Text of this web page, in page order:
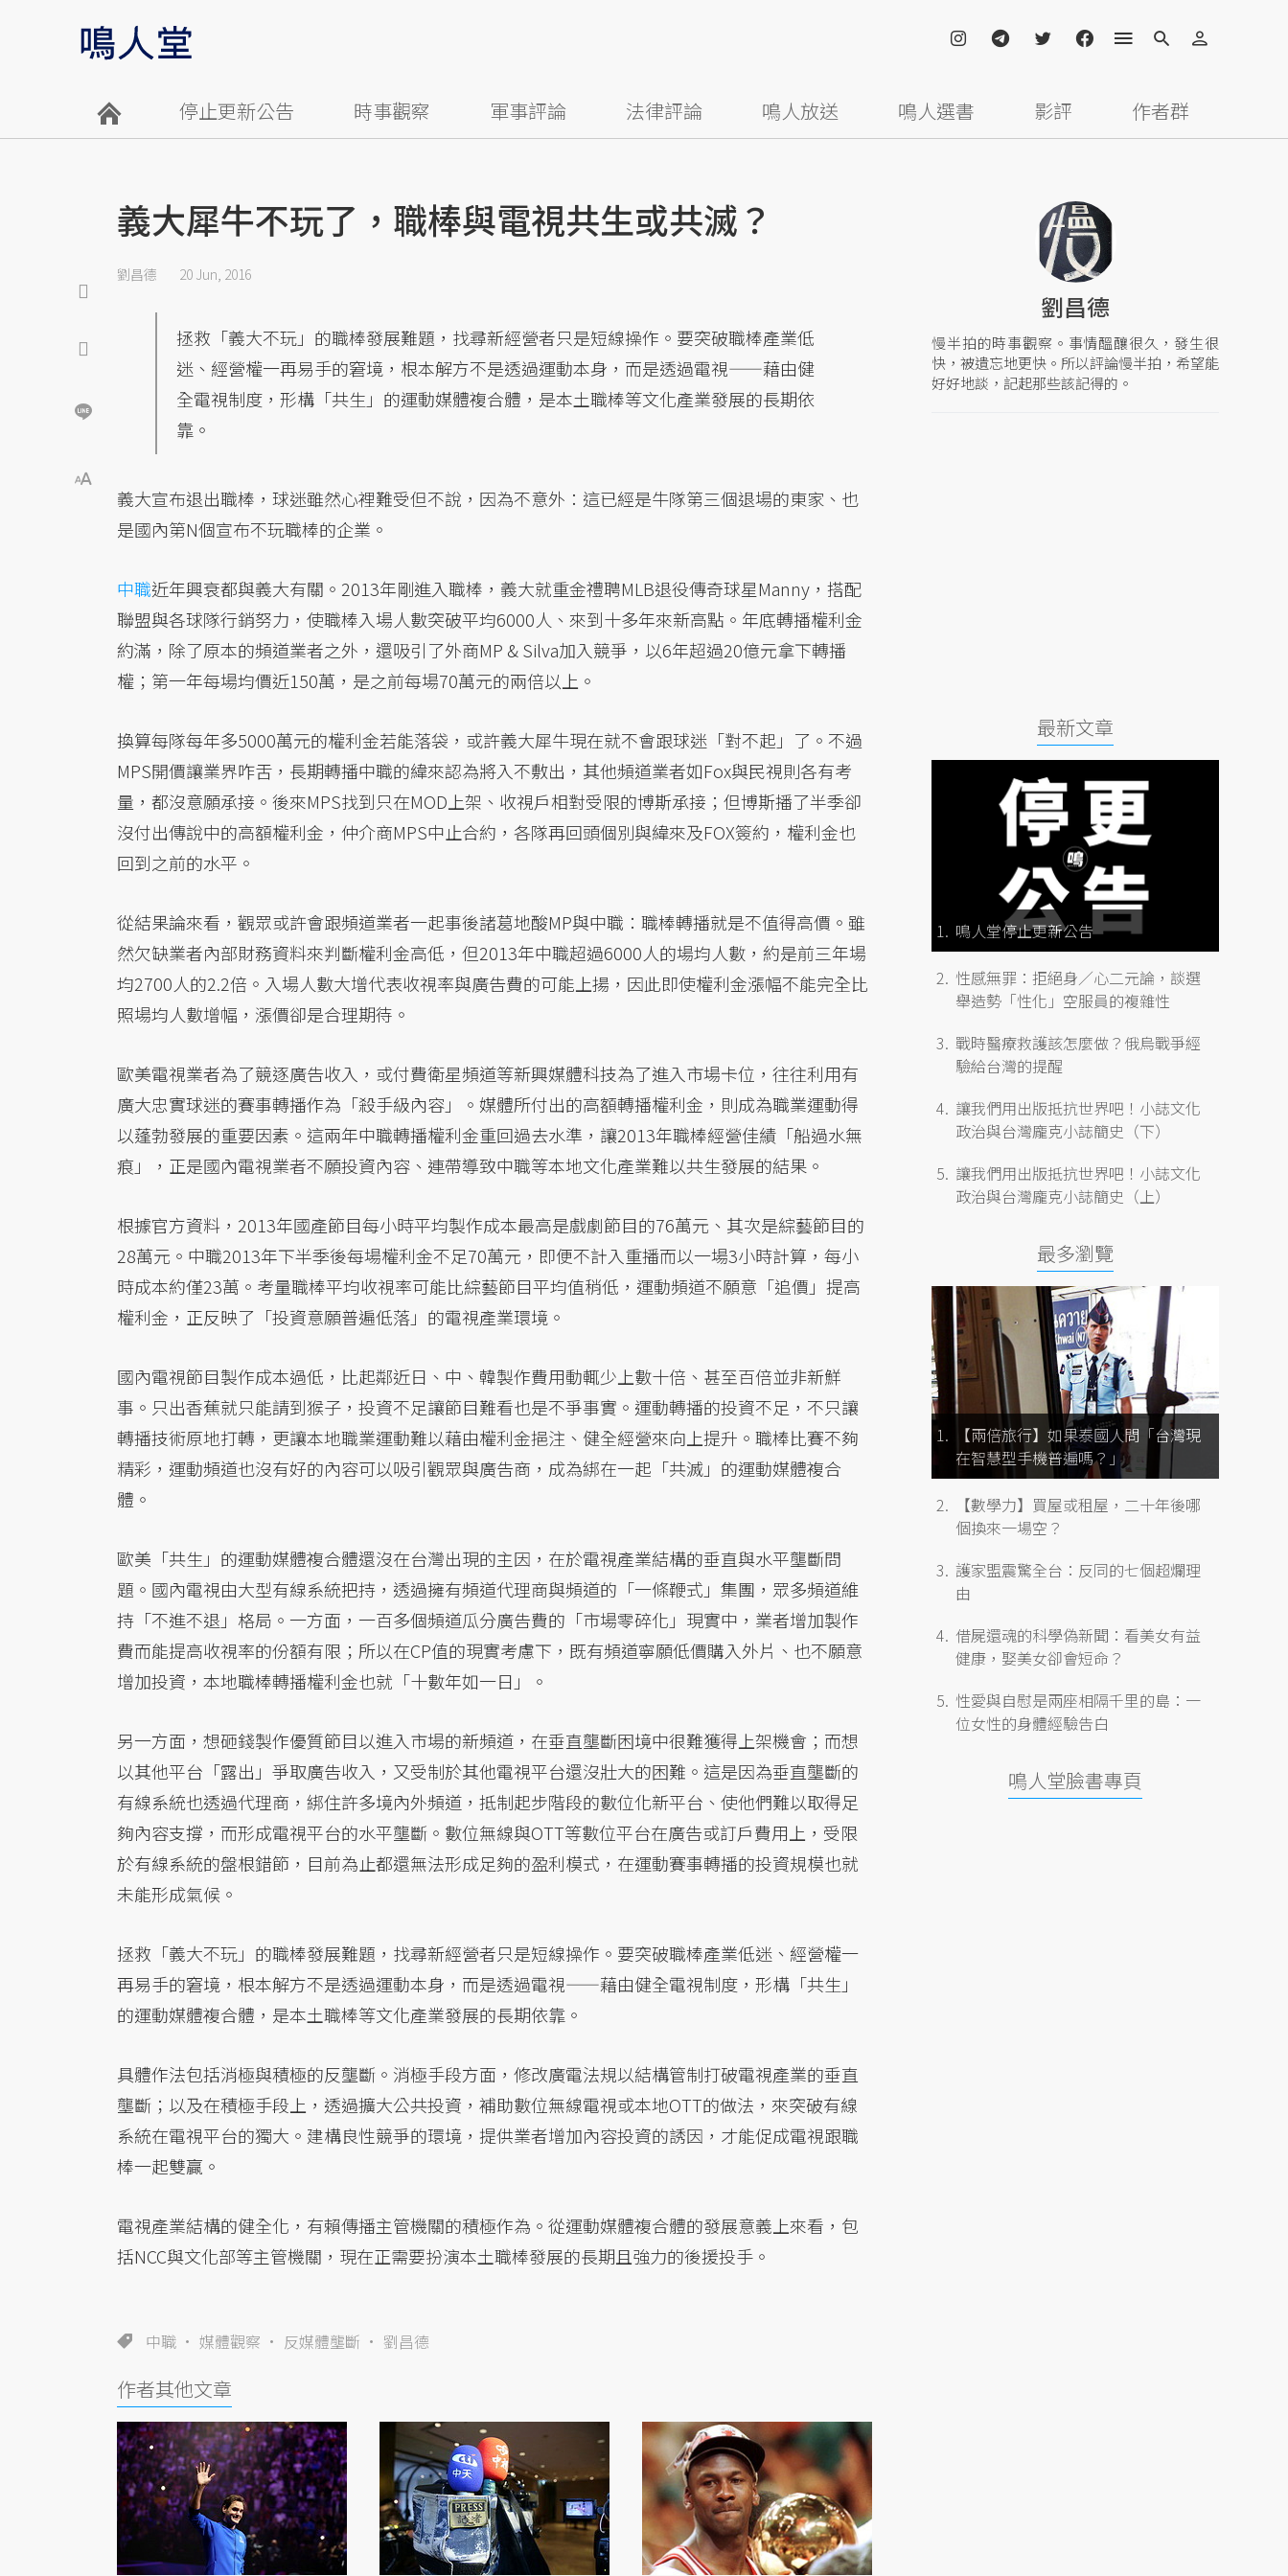
停止更新公告 時事觀察 軍事評論 法律評論 鳴人放送 鳴人選書 影評 作者群
義大犀牛不玩了，職棒與電視共生或共滅？
劉昌德 20 Jun, 2016
拯救「義大不玩」的職棒發展難題，找尋新經營者只是短線操作。要突破職棒產業低
迷、經營權一再易手的窘境，根本解方不是透過運動本身，而是透過電視——藉由健
全電視制度，形構「共生」的運動媒體複合體，是本土職棒等文化產業發展的長期依
靠。
義大宣布退出職棒，球迷雖然心裡難受但不說，因為不意外：這已經是牛隊第三個退場的東家、也
是國內第N個宣布不玩職棒的企業。
中職近年興衰都與義大有關。2013年剛進入職棒，義大就重金禮聘MLB退役傳奇球星Manny，搭配
聯盟與各球隊行銷努力，使職棒入場人數突破平均6000人、來到十多年來新高點。年底轉播權利金
約滿，除了原本的頻道業者之外，還吸引了外商MP & Silva加入競爭，以6年超過20億元拿下轉播
權；第一年每場均價近150萬，是之前每場70萬元的兩倍以上。
換算每隊每年多5000萬元的權利金若能落袋，或許義大犀牛現在就不會跟球迷「對不起」了。不過
MPS開價讓業界咋舌，長期轉播中職的緯來認為將入不敷出，其他頻道業者如Fox與民視則各有考
量，都沒意願承接。後來MPS找到只在MOD上架、收視戶相對受限的博斯承接；但博斯播了半季卻
沒付出傳說中的高額權利金，仲介商MPS中止合約，各隊再回頭個別與緯來及FOX簽約，權利金也
回到之前的水平。
從結果論來看，觀眾或許會跟頻道業者一起事後諸葛地酸MP與中職：職棒轉播就是不值得高價。雖
然欠缺業者內部財務資料來判斷權利金高低，但2013年中職超過6000人的場均人數，約是前三年場
均2700人的2.2倍。入場人數大增代表收視率與廣告費的可能上揚，因此即使權利金漲幅不能完全比
照場均人數增幅，漲價卻是合理期待。
歐美電視業者為了競逐廣告收入，或付費衛星頻道等新興媒體科技為了進入市場卡位，往往利用有
廣大忠實球迷的賽事轉播作為「殺手級內容」。媒體所付出的高額轉播權利金，則成為職業運動得
以蓬勃發展的重要因素。這兩年中職轉播權利金重回過去水準，讓2013年職棒經營佳績「船過水無
痕」，正是國內電視業者不願投資內容、連帶導致中職等本地文化產業難以共生發展的結果。
根據官方資料，2013年國產節目每小時平均製作成本最高是戲劇節目的76萬元、其次是綜藝節目的
28萬元。中職2013年下半季後每場權利金不足70萬元，即便不計入重播而以一場3小時計算，每小
時成本約僅23萬。考量職棒平均收視率可能比綜藝節目平均值稍低，運動頻道不願意「追價」提高
權利金，正反映了「投資意願普遍低落」的電視產業環境。
國內電視節目製作成本過低，比起鄰近日、中、韓製作費用動輒少上數十倍、甚至百倍並非新鮮
事。只出香蕉就只能請到猴子，投資不足讓節目難看也是不爭事實。運動轉播的投資不足，不只讓
轉播技術原地打轉，更讓本地職業運動難以藉由權利金挹注、健全經營來向上提升。職棒比賽不夠
精彩，運動頻道也沒有好的內容可以吸引觀眾與廣告商，成為綁在一起「共滅」的運動媒體複合
體。
歐美「共生」的運動媒體複合體還沒在台灣出現的主因，在於電視產業結構的垂直與水平壟斷問
題。國內電視由大型有線系統把持，透過擁有頻道代理商與頻道的「一條鞭式」集團，眾多頻道維
持「不進不退」格局。一方面，一百多個頻道瓜分廣告費的「市場零碎化」現實中，業者增加製作
費而能提高收視率的份額有限；所以在CP值的現實考慮下，既有頻道寧願低價購入外片、也不願意
增加投資，本地職棒轉播權利金也就「十數年如一日」。
另一方面，想砸錢製作優質節目以進入市場的新頻道，在垂直壟斷困境中很難獲得上架機會；而想
以其他平台「露出」爭取廣告收入，又受制於其他電視平台還沒壯大的困難。這是因為垂直壟斷的
有線系統也透過代理商，綁住許多境內外頻道，抵制起步階段的數位化新平台、使他們難以取得足
夠內容支撐，而形成電視平台的水平壟斷。數位無線與OTT等數位平台在廣告或訂戶費用上，受限
於有線系統的盤根錯節，目前為止都還無法形成足夠的盈利模式，在運動賽事轉播的投資規模也就
未能形成氣候。
拯救「義大不玩」的職棒發展難題，找尋新經營者只是短線操作。要突破職棒產業低迷、經營權一
再易手的窘境，根本解方不是透過運動本身，而是透過電視——藉由健全電視制度，形構「共生」
的運動媒體複合體，是本土職棒等文化產業發展的長期依靠。
具體作法包括消極與積極的反壟斷。消極手段方面，修改廣電法規以結構管制打破電視產業的垂直
壟斷；以及在積極手段上，透過擴大公共投資，補助數位無線電視或本地OTT的做法，來突破有線
系統在電視平台的獨大。建構良性競爭的環境，提供業者增加內容投資的誘因，才能促成電視跟職
棒一起雙贏。
電視產業結構的健全化，有賴傳播主管機關的積極作為。從運動媒體複合體的發展意義上來看，包
括NCC與文化部等主管機關，現在正需要扮演本土職棒發展的長期且強力的後援投手。
中職 媒體觀察 反媒體壟斷 劉昌德
作者其他文章
劉昌德
慢半拍的時事觀察。事情醞釀很久，發生很
快，被遺忘地更快。所以評論慢半拍，希望能
好好地談，記起那些該記得的。
最新文章
鳴人堂停止更新公告
性感無罪：拒絕身／心二元論，談選
舉造勢「性化」空服員的複雜性
戰時醫療救護該怎麼做？俄烏戰爭經
驗給台灣的提醒
讓我們用出版抵抗世界吧！小誌文化
政治與台灣龐克小誌簡史（下）
讓我們用出版抵抗世界吧！小誌文化
政治與台灣龐克小誌簡史（上）
最多瀏覽
【兩倍旅行】如果泰國人問「台灣現
在智慧型手機普遍嗎？」
【數學力】買屋或租屋，二十年後哪
個換來一場空？
護家盟震驚全台：反同的七個超爛理
由
借屍還魂的科學偽新聞：看美女有益
健康，娶美女卻會短命？
性愛與自慰是兩座相隔千里的島：一
位女性的身體經驗告白
鳴人堂臉書專頁